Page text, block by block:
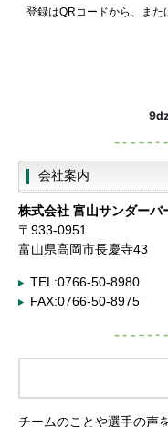
登録はQRコードから、ま
会社案内
株式会社 富山サンダーバ
〒933-0951
富山県高岡市長慶寺43
TEL:0766-50-8980
FAX:0766-50-8975
チームのことや選手の声